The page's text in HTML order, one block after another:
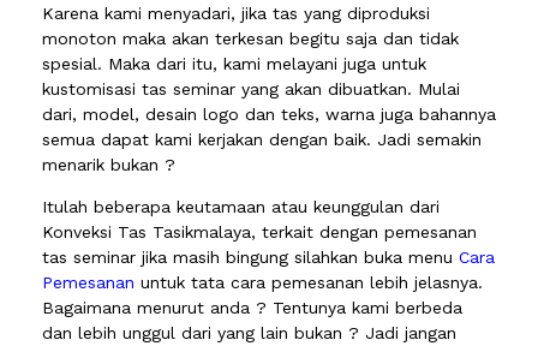
Karena kami menyadari, jika tas yang diproduksi
monoton maka akan terkesan begitu saja dan tidak
spesial. Maka dari itu, kami melayani juga untuk
kustomisasi tas seminar yang akan dibuatkan. Mulai
dari, model, desain logo dan teks, warna juga bahannya
semua dapat kami kerjakan dengan baik. Jadi semakin
menarik bukan ?
Itulah beberapa keutamaan atau keunggulan dari
Konveksi Tas Tasikmalaya, terkait dengan pemesanan
tas seminar jika masih bingung silahkan buka menu Cara
Pemesanan untuk tata cara pemesanan lebih jelasnya.
Bagaimana menurut anda ? Tentunya kami berbeda
dan lebih unggul dari yang lain bukan ? Jadi jangan